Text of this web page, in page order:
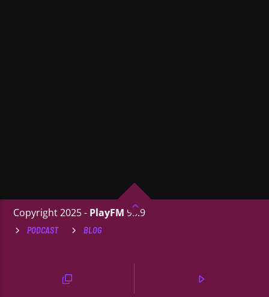
Copyright 2025 - PlayFM 95.9
PODCAST BLOG